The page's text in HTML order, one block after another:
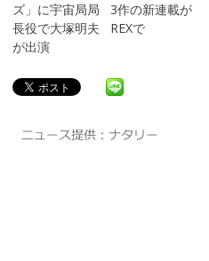
ズ」に宇宙局局
長役で大塚明夫
が出演
3作の新連載が
REXで